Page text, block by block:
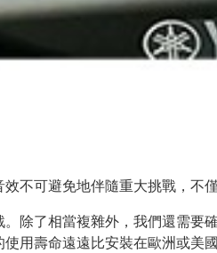
不可避免地伴隨重大挑戰，不
。除了相當複雜外，我們還需
用壽命遠遠比安裝在歐洲或美